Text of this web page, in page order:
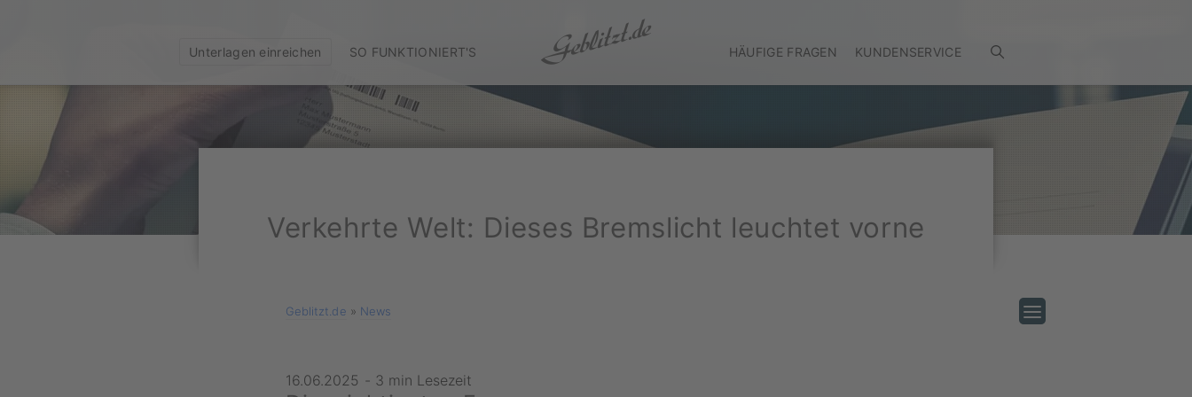
Unterlagen einreichen SO FUNKTIONIERT'S HÄUFIGE FRAGEN KUNDENSERVICE
Verkehrte Welt: Dieses Bremslicht leuchtet vorne
Geblitzt.de » News
16.06.2025 - 3 min Lesezeit